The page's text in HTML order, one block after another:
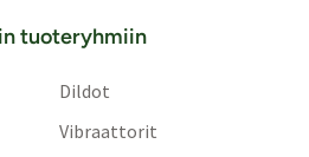
tuoteryhmiin
Dildot
Vibraattorit